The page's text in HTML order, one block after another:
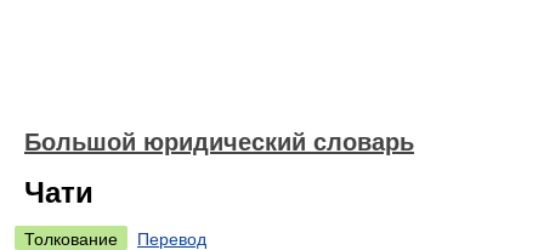
Большой юридический словарь
Чати
Толкование
Перевод